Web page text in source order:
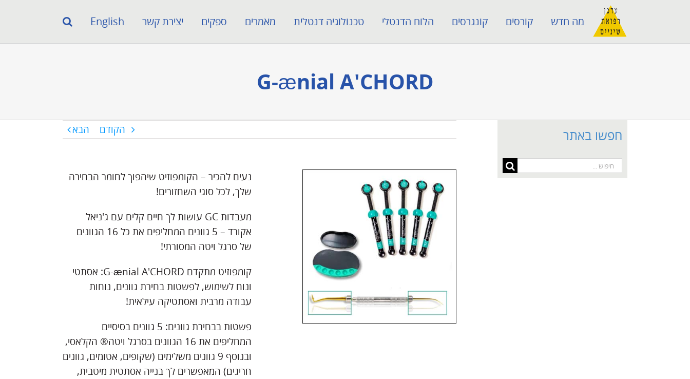
מה חדש קורסים קונגרסים הלוח הדנטלי טכנולוגיה דנטלית מאמרים ספקים יצירת קשר English
G-ænial A'CHORD
הקודם הבא
נעים להכיר – הקומפוזיט שיהפוך לחומר הבחירה
שלך, לכל סוגי השחזורים!
מעבדות GC עושות לך חיים קלים עם ג'ניאל
אקורד – 5 גוונים המחליפים את כל 16 הגוונים
של סרגל ויטה המסורתי!
קומפוזיט מתקדם G-ænial A'CHORD: אסתטי
ונוח לשימוש, לפשטות בחירת גוונים, נוחות
עבודה מרבית ואסתטיקה עילאית!
פשטות בבחירת גוונים: 5 גוונים בסיסיים
המחליפים את 16 הגוונים בסרגל ויטה® הקלאסי,
ובנוסף 9 גוונים משלימים (שקופים, אטומים, גוונים
חריגים) המאפשרים לך בנייה אסתטית מיטבית,
חפשו באתר
חיפוש...